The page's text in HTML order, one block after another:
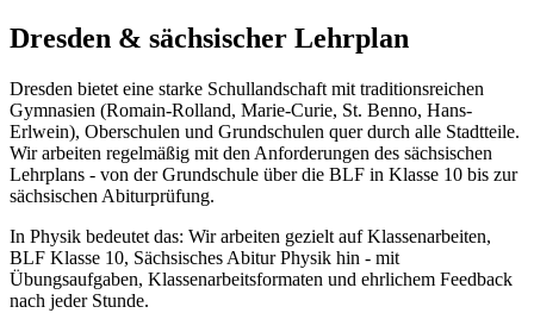
Dresden & sächsischer Lehrplan
Dresden bietet eine starke Schullandschaft mit traditionsreichen
Gymnasien (Romain-Rolland, Marie-Curie, St. Benno, Hans-
Erlwein), Oberschulen und Grundschulen quer durch alle Stadtteile.
Wir arbeiten regelmäßig mit den Anforderungen des sächsischen
Lehrplans - von der Grundschule über die BLF in Klasse 10 bis zur
sächsischen Abiturprüfung.
In Physik bedeutet das: Wir arbeiten gezielt aufKlassenarbeiten,
BLF Klasse 10, Sächsisches Abitur Physik hin - mit
Übungsaufgaben, Klassenarbeitsformaten und ehrlichem Feedback
nach jeder Stunde.